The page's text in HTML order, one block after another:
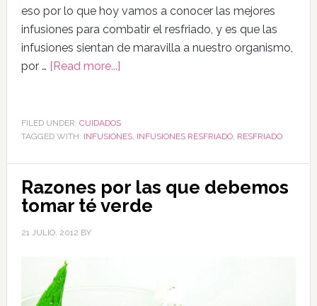
eso por lo que hoy vamos a conocer las mejores
infusiones para combatir el resfriado, y es que las
infusiones sientan de maravilla a nuestro organismo,
por … [Read more...]
FILED UNDER: CUIDADOS
TAGGED WITH: INFUSIONES, INFUSIONES RESFRIADO, RESFRIADO
Razones por las que debemos
tomar té verde
21 JULIO, 2012 BY